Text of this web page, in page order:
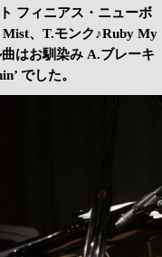
フィニアス・ニューボ
、T.モンク♪Ruby My
はお馴染み A.ブレーキ
でした。